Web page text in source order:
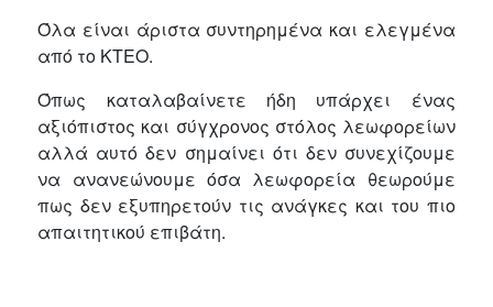
Όλα είναι άριστα συντηρημένα και ελεγμένα
από το ΚΤΕΟ.
Όπως καταλαβαίνετε ήδη υπάρχει ένας
αξιόπιστος και σύγχρονος στόλος λεωφορείων
αλλά αυτό δεν σημαίνει ότι δεν συνεχίζουμε
να ανανεώνουμε όσα λεωφορεία θεωρούμε
πως δεν εξυπηρετούν τις ανάγκες και του πιο
απαιτητικού επιβάτη.